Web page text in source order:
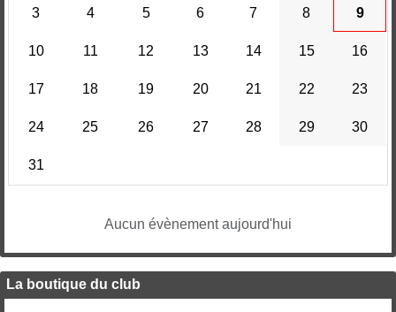
3 4 5 6 7 8 9
10 11 12 13 14 15 16
17 18 19 20 21 22 23
24 25 26 27 28 29 30
31
Aucun évènement aujourd'hui
La boutique du club